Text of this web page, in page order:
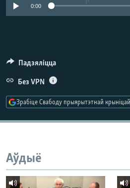
КУЛЬТУРА
МОВА0:00
Падзяліцца
Без VPN
Зрабіце Свабоду прыярытэтнай
Аўдыё